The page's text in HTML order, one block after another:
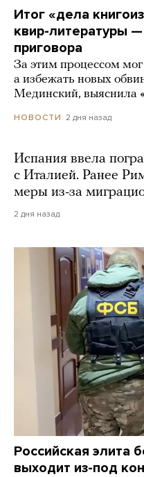
Итог «дела
квир-литературы
приговора
За этим процессом
а избежать новых
Мединский, выяснила
НОВОСТИ 2 дня назад
Испания ввела
с Италией. Ранее
меры из-за
2 дня назад
Российская элита
выходит из-под